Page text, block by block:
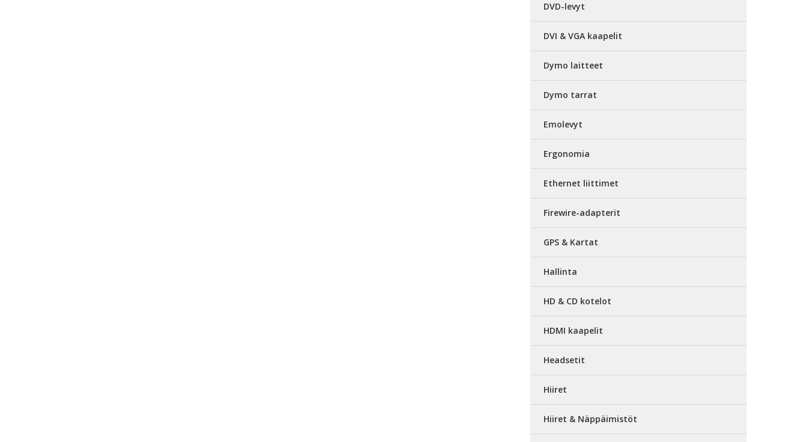
DVD-levyt
DVI & VGA kaapelit
Dymo laitteet
Dymo tarrat
Emolevyt
Ergonomia
Ethernet liittimet
Firewire-adapterit
GPS & Kartat
Hallinta
HD & CD kotelot
HDMI kaapelit
Headsetit
Hiiret
Hiiret & Näppäimistöt